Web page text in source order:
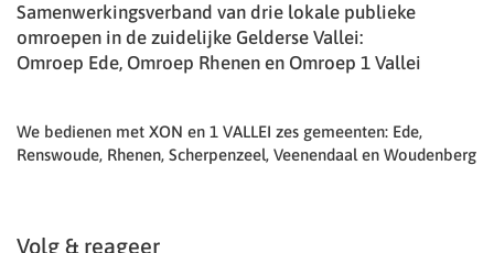
Samenwerkingsverband van drie lokale publieke
omroepen in de zuidelijke Gelderse Vallei:
Omroep Ede, Omroep Rhenen en Omroep 1 Vallei
We bedienen met XON en 1 VALLEI zes gemeenten: Ede,
Renswoude, Rhenen, Scherpenzeel, Veenendaal en Woudenberg
Volg & reageer